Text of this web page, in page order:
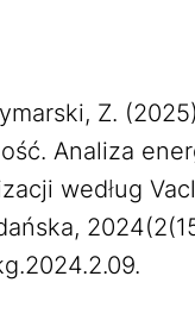
Z.
Analiza
według